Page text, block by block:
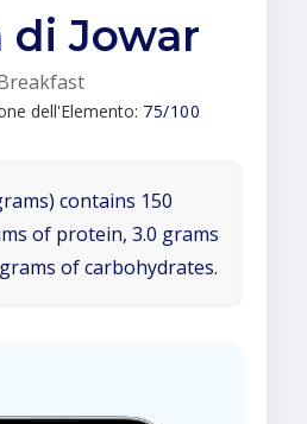
di Jowar
dell'Elemento: 75/100
contains 150
of protein, 3.0 grams
of carbohydrates.